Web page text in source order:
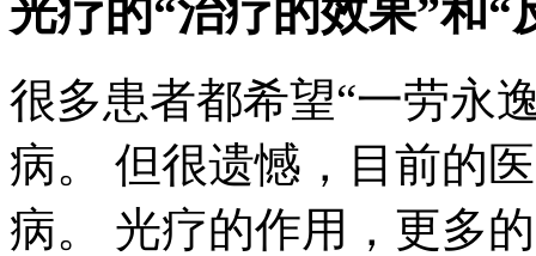
光疗的“治疗的效果”和“
很多患者都希望“一劳永
病。 但很遗憾，目前的
病。 光疗的作用，更多